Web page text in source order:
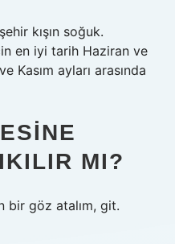
kışın soğuk.
en iyi tarih Haziran ve
Kasım ayları arasında
MI?
bir göz atalım, git.